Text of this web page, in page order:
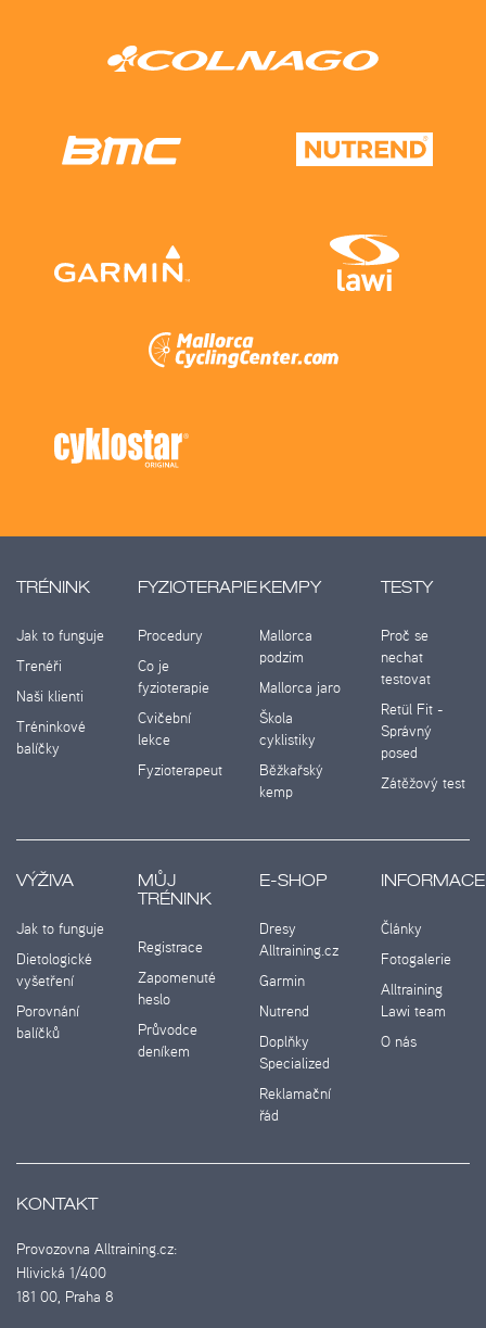
TRÉNINK
Jak to funguje
Trenéři
Naši klienti
Tréninkové
balíčky
FYZIOTERAPIE
Procedury
Co je
fyzioterapie
Cvičební
lekce
Fyzioterapeut
KEMPY
Mallorca
podzim
Mallorca jaro
Škola
cyklistiky
Běžkařský
kemp
TESTY
Proč se
nechat
testovat
Retül Fit -
Správný
posed
Zátěžový test
VÝŽIVA
Jak to funguje
Dietologické
vyšetření
Porovnání
balíčků
MŮJ
TRÉNINK
Registrace
Zapomenuté
heslo
Průvodce
deníkem
E-SHOP
Dresy
Alltraining.cz
Garmin
Nutrend
Doplňky
Specialized
Reklamační
řád
INFORMACE
Články
Fotogalerie
Alltraining
Lawi team
O nás
KONTAKT
Provozovna Alltraining.cz:
Hlivická 1/400
181 00, Praha 8